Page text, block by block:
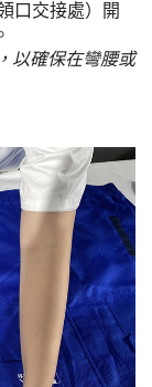
口交接處）開
以確保在彎腰或